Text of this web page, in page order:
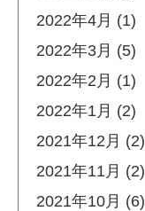
2022年4月 (1)
2022年3月 (5)
2022年2月 (1)
2022年1月 (2)
2021年12月 (2)
2021年11月 (2)
2021年10月 (6)